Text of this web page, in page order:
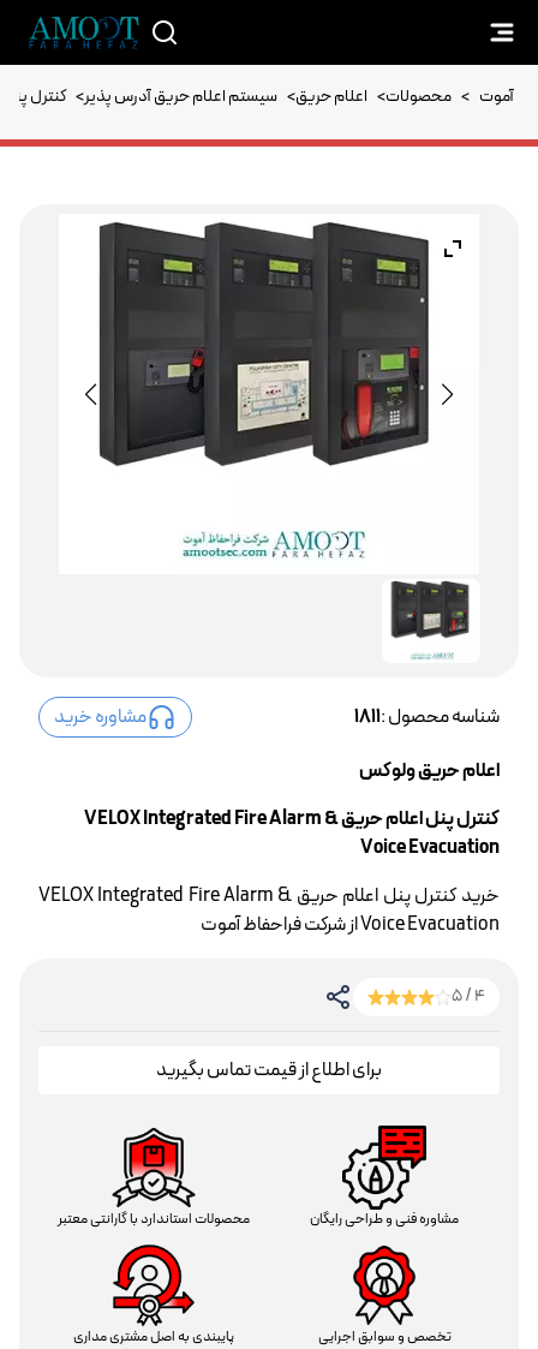
آموت > محصولات> اعلام حریق> سیستم اعلام حریق آدرس پذیر> کنترل
شناسه محصول :1811
مشاوره خرید
اعلام حریق ولوکس
کنترل پنل اعلام حریق VELOX Integrated Fire Alarm &
Voice Evacuation
خرید کنترل پنل اعلام حریق VELOX Integrated Fire Alarm &
Voice Evacuation از شرکت فراحفاظ آموت
4 / 5
برای اطلاع از قیمت تماس بگیرید
مشاوره فنی و طراحی رایگان محصولات استاندارد با گارانتی معتبر
تخصص و سوابق اجرایی پایبندی به اصل مشتری مداری